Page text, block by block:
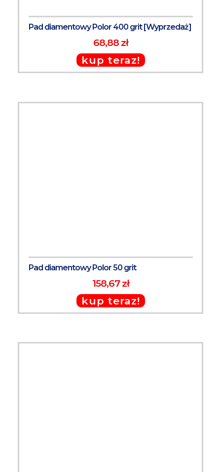
Pad diamentowy Polor 400 grit [Wyprzedaż]
68,88 zł
kup teraz!
Pad diamentowy Polor 50 grit
158,67 zł
kup teraz!